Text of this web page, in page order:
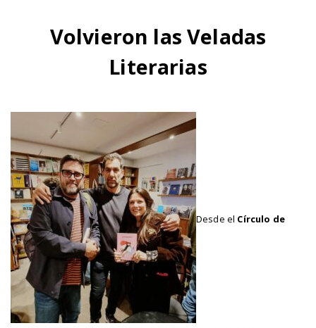
Volvieron las Veladas
Literarias
Desde el Círculo de